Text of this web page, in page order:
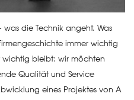
die Technik angeht. Was
immer wichtig
wichtig bleibt: wir möchten
Qualität und Service
eines Projektes von A